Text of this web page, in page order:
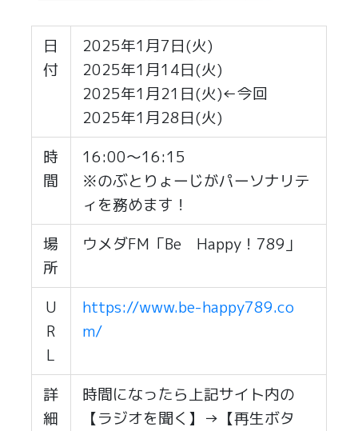
日
付
2025年1月7日(火)
2025年1月14日(火)
2025年1月21日(火)←今回
2025年1月28日(火)
時
間
16:00～16:15
※のぶとりょーじがパーソナリテ
ィを務めます！
場
所
ウメダFM「Be Happy！789」
U
R
L
https://www.be-happy789.co
m/
詳
細
時間になったら上記サイト内の
【ラジオを聞く】→【再生ボタ